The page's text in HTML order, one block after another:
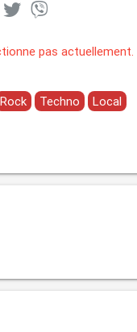
pas actuellement.
Rock Techno
Local